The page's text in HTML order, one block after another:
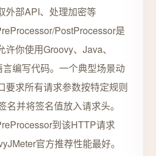
外部API、处理加密等
PostProcessor是
你使用Groovy、Java、
编写代码。一个典型场景动
要求所有请求参数按特定规则
名并将签名值放入请求头。
到该HTTP请求
官方推荐性能最好。